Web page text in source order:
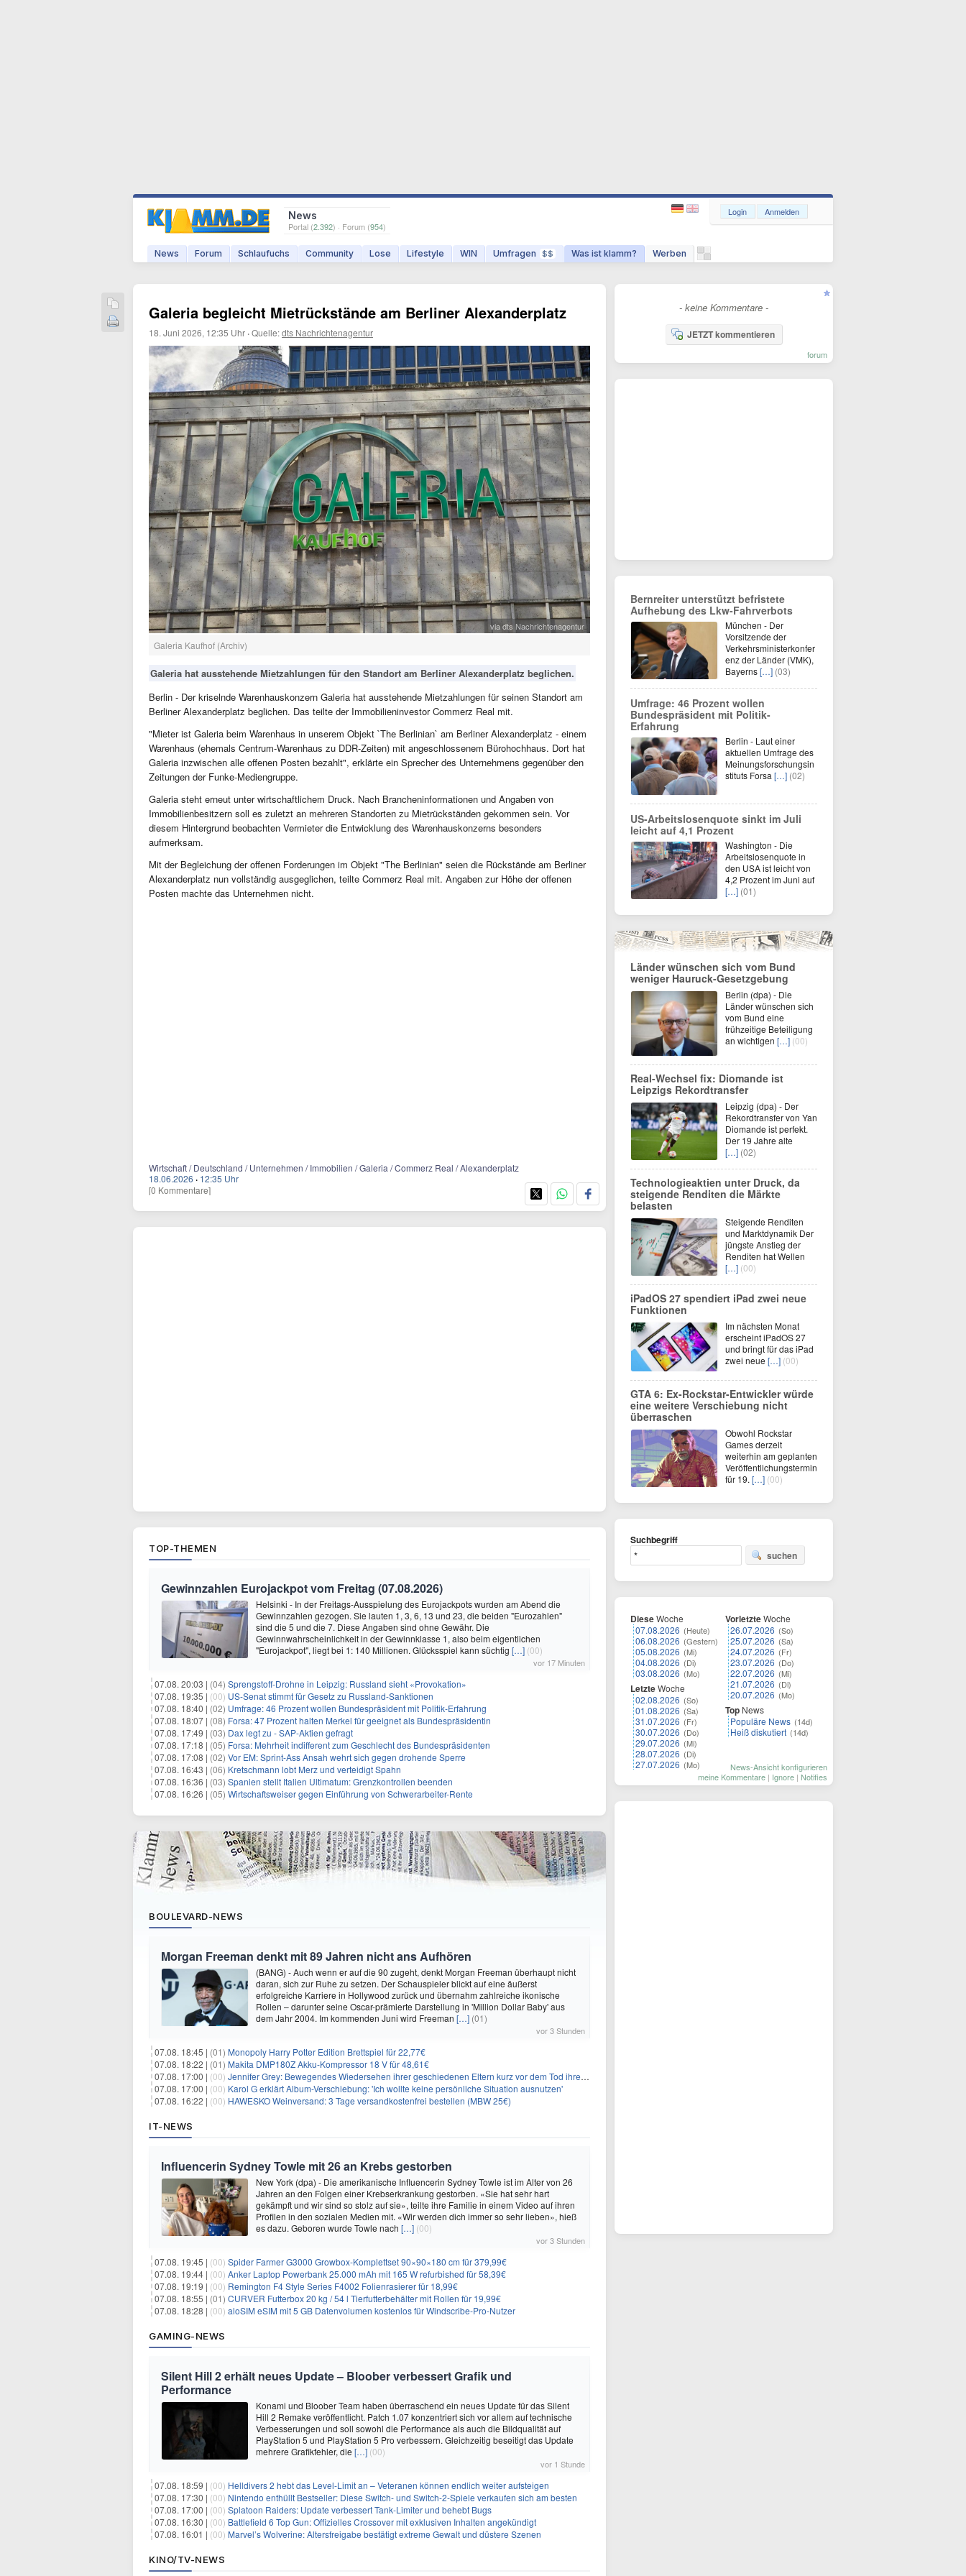
News
Portal (2.392) · Forum (954)
News Forum Schlaufuchs Community Lose Lifestyle WIN Umfragen $$ Was ist klamm? Werben
Login Anmelden
Galeria begleicht Mietrückstände am Berliner Alexanderplatz
18. Juni 2026, 12:35 Uhr ·Quelle:dts Nachrichtenagentur
via dts Nachrichtenagentur
Galeria Kaufhof (Archiv)
Galeria hat ausstehende Mietzahlungen für den Standort am Berliner Alexanderplatz beglichen.
Berlin - Der kriselnde Warenhauskonzern Galeria hat ausstehende Mietzahlungen für seinen Standort am
Berliner Alexanderplatz beglichen. Das teilte der Immobilieninvestor Commerz Real mit.
"Mieter ist Galeria beim Warenhaus in unserem Objekt `The Berlinian` am Berliner Alexanderplatz - einem
Warenhaus (ehemals Centrum-Warenhaus zu DDR-Zeiten) mit angeschlossenem Bürohochhaus. Dort hat
Galeria inzwischen alle offenen Posten bezahlt", erklärte ein Sprecher des Unternehmens gegenüber den
Zeitungen der Funke-Mediengruppe.
Galeria steht erneut unter wirtschaftlichem Druck. Nach Brancheninformationen und Angaben von
Immobilienbesitzern soll es zuletzt an mehreren Standorten zu Mietrückständen gekommen sein. Vor
diesem Hintergrund beobachten Vermieter die Entwicklung des Warenhauskonzerns besonders
aufmerksam.
Mit der Begleichung der offenen Forderungen im Objekt "The Berlinian" seien die Rückstände am Berliner
Alexanderplatz nun vollständig ausgeglichen, teilte Commerz Real mit. Angaben zur Höhe der offenen
Posten machte das Unternehmen nicht.
Wirtschaft / Deutschland / Unternehmen / Immobilien / Galeria / Commerz Real / Alexanderplatz
18.06.2026 · 12:35 Uhr
[0 Kommentare]
TOP-THEMEN
Gewinnzahlen Eurojackpot vom Freitag (07.08.2026)
Helsinki - In der Freitags-Ausspielung des Eurojackpots wurden am Abend die
Gewinnzahlen gezogen. Sie lauten 1, 3, 6, 13 und 23, die beiden "Eurozahlen"
sind die 5 und die 7. Diese Angaben sind ohne Gewähr. Die
Gewinnwahrscheinlichkeit in der Gewinnklasse 1, also beim eigentlichen
"Eurojackpot", liegt bei 1: 140 Millionen. Glücksspiel kann süchtig […] (00)
vor 17 Minuten
07.08. 20:03 | (04) Sprengstoff-Drohne in Leipzig: Russland sieht «Provokation»
07.08. 19:35 | (00) US-Senat stimmt für Gesetz zu Russland-Sanktionen
07.08. 18:40 | (02) Umfrage: 46 Prozent wollen Bundespräsident mit Politik-Erfahrung
07.08. 18:07 | (08) Forsa: 47 Prozent halten Merkel für geeignet als Bundespräsidentin
07.08. 17:49 | (03) Dax legt zu - SAP-Aktien gefragt
07.08. 17:18 | (05) Forsa: Mehrheit indifferent zum Geschlecht des Bundespräsidenten
07.08. 17:08 | (02) Vor EM: Sprint-Ass Ansah wehrt sich gegen drohende Sperre
07.08. 16:43 | (06) Kretschmann lobt Merz und verteidigt Spahn
07.08. 16:36 | (03) Spanien stellt Italien Ultimatum: Grenzkontrollen beenden
07.08. 16:26 | (05) Wirtschaftsweiser gegen Einführung von Schwerarbeiter-Rente
BOULEVARD-NEWS
Morgan Freeman denkt mit 89 Jahren nicht ans Aufhören
(BANG) - Auch wenn er auf die 90 zugeht, denkt Morgan Freeman überhaupt nicht
daran, sich zur Ruhe zu setzen. Der Schauspieler blickt auf eine äußerst
erfolgreiche Karriere in Hollywood zurück und übernahm zahlreiche ikonische
Rollen – darunter seine Oscar-prämierte Darstellung in 'Million Dollar Baby' aus
dem Jahr 2004. Im kommenden Juni wird Freeman […] (01)
vor 3 Stunden
07.08. 18:45 | (01) Monopoly Harry Potter Edition Brettspiel für 22,77€
07.08. 18:22 | (01) Makita DMP180Z Akku-Kompressor 18 V für 48,61€
07.08. 17:00 | (00) Jennifer Grey: Bewegendes Wiedersehen ihrer geschiedenen Eltern kurz vor dem Tod ihrer Mutter
07.08. 17:00 | (00) Karol G erklärt Album-Verschiebung: 'Ich wollte keine persönliche Situation ausnutzen'
07.08. 16:22 | (00) HAWESKO Weinversand: 3 Tage versandkostenfrei bestellen (MBW 25€)
IT-NEWS
Influencerin Sydney Towle mit 26 an Krebs gestorben
New York (dpa) - Die amerikanische Influencerin Sydney Towle ist im Alter von 26
Jahren an den Folgen einer Krebserkrankung gestorben. «Sie hat sehr hart
gekämpft und wir sind so stolz auf sie», teilte ihre Familie in einem Video auf ihren
Profilen in den sozialen Medien mit. «Wir werden dich immer so sehr lieben», hieß
es dazu. Geboren wurde Towle nach […] (00)
vor 3 Stunden
07.08. 19:45 | (00) Spider Farmer G3000 Growbox-Komplettset 90×90×180 cm für 379,99€
07.08. 19:44 | (00) Anker Laptop Powerbank 25.000 mAh mit 165 W refurbished für 58,39€
07.08. 19:19 | (00) Remington F4 Style Series F4002 Folienrasierer für 18,99€
07.08. 18:55 | (01) CURVER Futterbox 20 kg / 54 l Tierfutterbehälter mit Rollen für 19,99€
07.08. 18:28 | (00) aloSIM eSIM mit 5 GB Datenvolumen kostenlos für Windscribe-Pro-Nutzer
GAMING-NEWS
Silent Hill 2 erhält neues Update – Bloober verbessert Grafik und
Performance
Konami und Bloober Team haben überraschend ein neues Update für das Silent
Hill 2 Remake veröffentlicht. Patch 1.07 konzentriert sich vor allem auf technische
Verbesserungen und soll sowohl die Performance als auch die Bildqualität auf
PlayStation 5 und PlayStation 5 Pro verbessern. Gleichzeitig beseitigt das Update
mehrere Grafikfehler, die […] (00)
vor 1 Stunde
07.08. 18:59 | (00) Helldivers 2 hebt das Level-Limit an – Veteranen können endlich weiter aufsteigen
07.08. 17:30 | (00) Nintendo enthüllt Bestseller: Diese Switch- und Switch-2-Spiele verkaufen sich am besten
07.08. 17:00 | (00) Splatoon Raiders: Update verbessert Tank-Limiter und behebt Bugs
07.08. 16:30 | (00) Battlefield 6 Top Gun: Offizielles Crossover mit exklusiven Inhalten angekündigt
07.08. 16:01 | (00) Marvel’s Wolverine: Altersfreigabe bestätigt extreme Gewalt und düstere Szenen
KINO/TV-NEWS
- keine Kommentare -
JETZT kommentieren
forum
Bernreiter unterstützt befristete
Aufhebung des Lkw-Fahrverbots
München - Der
Vorsitzende der
Verkehrsministerkonfer
enz der Länder (VMK),
Bayerns[…] (03)
Umfrage: 46 Prozent wollen
Bundespräsident mit Politik-
Erfahrung
Berlin - Laut einer
aktuellen Umfrage des
Meinungsforschungsin
stituts Forsa […] (02)
US-Arbeitslosenquote sinkt im Juli
leicht auf 4,1 Prozent
Washington - Die
Arbeitslosenquote in
den USA ist leicht von
4,2 Prozent im Juni auf
[…] (01)
Länder wünschen sich vom Bund
weniger Hauruck-Gesetzgebung
Berlin (dpa) - Die
Länder wünschen sich
vom Bund eine
frühzeitige Beteiligung
an wichtigen […] (00)
Real-Wechsel fix: Diomande ist
Leipzigs Rekordtransfer
Leipzig (dpa) - Der
Rekordtransfer von Yan
Diomande ist perfekt.
Der 19 Jahre alte
[…] (02)
Technologieaktien unter Druck, da
steigende Renditen die Märkte
belasten
Steigende Renditen
und Marktdynamik Der
jüngste Anstieg der
Renditen hat Wellen
[…] (00)
iPadOS 27 spendiert iPad zwei neue
Funktionen
Im nächsten Monat
erscheint iPadOS 27
und bringt für das iPad
zwei neue […] (00)
GTA 6: Ex-Rockstar-Entwickler würde
eine weitere Verschiebung nicht
überraschen
Obwohl Rockstar
Games derzeit
weiterhin am geplanten
Veröffentlichungstermin
für 19. […] (00)
Suchbegriff
suchen
DieseWoche
07.08.2026 (Heute)
06.08.2026 (Gestern)
05.08.2026 (Mi)
04.08.2026 (Di)
03.08.2026 (Mo)
LetzteWoche
02.08.2026 (So)
01.08.2026 (Sa)
31.07.2026 (Fr)
30.07.2026 (Do)
29.07.2026 (Mi)
28.07.2026 (Di)
27.07.2026 (Mo)
VorletzteWoche
26.07.2026 (So)
25.07.2026 (Sa)
24.07.2026 (Fr)
23.07.2026 (Do)
22.07.2026 (Mi)
21.07.2026 (Di)
20.07.2026 (Mo)
Top News
Populäre News (14d)
Heiß diskutiert (14d)
News-Ansicht konfigurieren
meine Kommentare | Ignore | Notifies